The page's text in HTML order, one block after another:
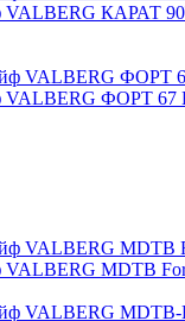
VALBERG КАРАТ
VALBERG ФОРТ 67
VALBERG MDTB